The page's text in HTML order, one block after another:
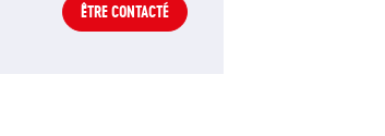
ÊTRE CONTACTÉ